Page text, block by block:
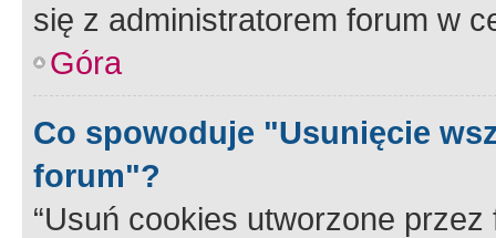
się z administratorem forum w
Góra
Co spowoduje "Usunięcie
forum"?
“Usuń cookies utworzone